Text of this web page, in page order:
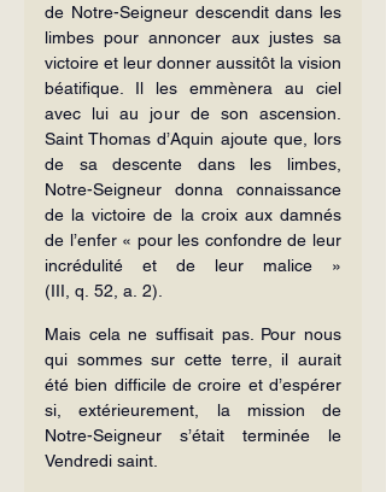
de Notre-Seigneur descendit dans les
limbes pour annoncer aux justes sa
victoire et leur donner aussitôt la vision
béatifique. Il les emmènera au ciel
avec lui au jour de son ascension.
Saint Thomas d’Aquin ajoute que, lors
de sa descente dans les limbes,
Notre-Seigneur donna connaissance
de la victoire de la croix aux damnés
de l’enfer « pour les confondre de leur
incrédulité et de leur malice »
(III, q. 52, a. 2).
Mais cela ne suffisait pas. Pour nous
qui sommes sur cette terre, il aurait
été bien difficile de croire et d’espérer
si, extérieurement, la mission de
Notre-Seigneur s’était terminée le
Vendredi saint.